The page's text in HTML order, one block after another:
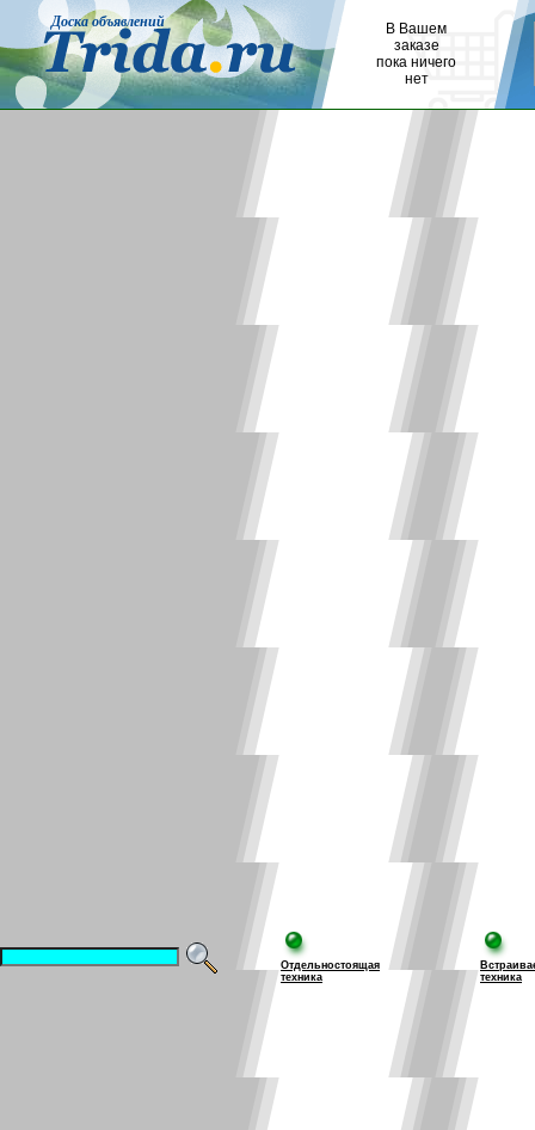
Доска объявлений
Отдельностоящая
техника
техника